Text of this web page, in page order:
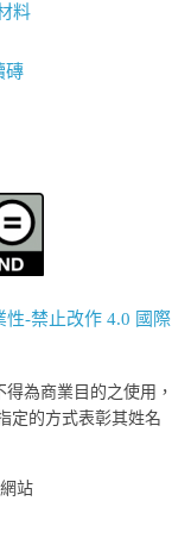
料
磚
性-禁止改作 4.0 國際
為商業目的之使用，
定的方式表彰其姓名
站